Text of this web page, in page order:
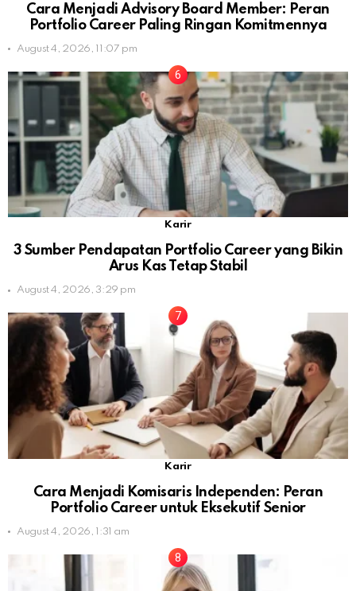
Cara Menjadi Advisory Board Member: Peran
Portfolio Career Paling Ringan Komitmennya
August 4, 2026, 11:07 pm
Karir
3 Sumber Pendapatan Portfolio Career yang Bikin
Arus Kas Tetap Stabil
August 4, 2026, 3:29 pm
Karir
Cara Menjadi Komisaris Independen: Peran
Portfolio Career untuk Eksekutif Senior
August 4, 2026, 1:31 am